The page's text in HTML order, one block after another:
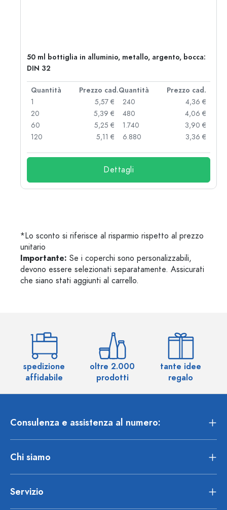
50 ml bottiglia in alluminio, metallo, argento, bocca:
DIN 32
Quantità Prezzo cad.Quantità
Prezzo cad.
1
5,57 €
20
5,39 €
60
5,25 €
120
5,11 €
240
4,36 €
480
4,06 €
1.740
3,90 €
6.880
3,36 €
Dettagli
*Lo sconto si riferisce al risparmio rispetto al prezzo
unitario
Importante: Se i coperchi sono personalizzabili,
devono essere selezionati separatamente. Assicurati
che siano stati aggiunti al carrello.
spedizione
affidabile
oltre 2.000
prodotti
tante idee
regalo
Consulenza e assistenza al numero:
Chi siamo
Servizio